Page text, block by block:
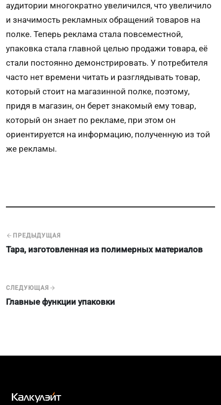
аудитории многократно увеличился, что увеличило
и значимость рекламных обращений товаров на
полке. Теперь реклама стала повсеместной,
упаковка стала главной целью продажи товара, её
стали постоянно демонстрировать. У потребителя
часто нет времени читать и разглядывать товар,
который стоит на магазинной полке, поэтому,
придя в магазин, он берет знакомый ему товар,
который он знает по рекламе, при этом он
ориентируется на информацию, полученную из той
же рекламы.
ПРЕДЫДУЩАЯ
Тара, изготовленная из полимерных материалов
СЛЕДУЮЩАЯ
Главные функции упаковки